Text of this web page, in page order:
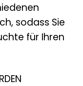
sodass Sie
für Ihren